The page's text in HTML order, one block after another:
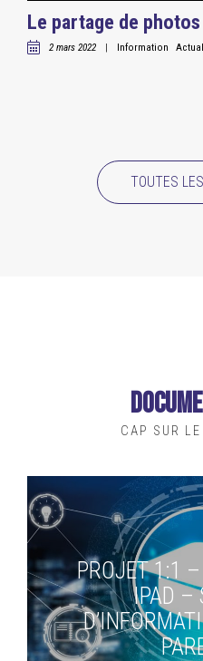
Le partage de
2 mars 2022 | Information
TOUTES
CAP SUR
PROJET 1:1
IPAD –